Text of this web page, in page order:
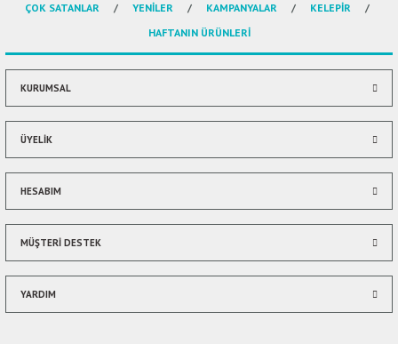
ÇOK SATANLAR
YENİLER KAMPANYALAR
KELEPİR
HAFTANIN ÜRÜNLERİ
KURUMSAL
ÜYELİK
HESABIM
MÜŞTERİ DESTEK
YARDIM